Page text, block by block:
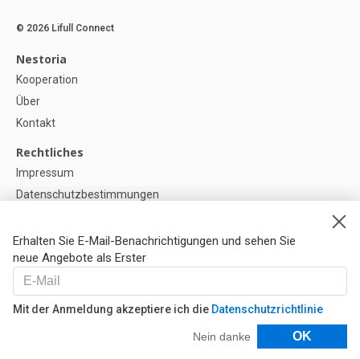
Erhalten Sie E-Mail-Benachrichtigungen und sehen Sie
neue Angebote als Erster
Mit der Anmeldung akzeptiere ich die Datenschutzrichtlinie
Nein danke OK
Filter
© 2026 Lifull Connect
Nestoria
Kooperation
Über
Kontakt
Rechtliches
Impressum
Datenschutzbestimmungen
Cookie-Einstellunge
Hilfe
FAQ
Unsere Partner